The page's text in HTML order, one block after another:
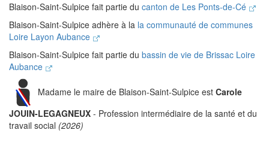
Blaison-Saint-Sulpice fait partie du canton de Les Ponts-de-Cé
Blaison-Saint-Sulpice adhère à la la communauté de communes
Loire Layon Aubance
Blaison-Saint-Sulpice fait partie du bassin de vie de Brissac Loire
Aubance
Madame le maire de Blaison-Saint-Sulpice est Carole
JOUIN-LEGAGNEUX - Profession intermédiaire de la santé et du
travail social (2026)